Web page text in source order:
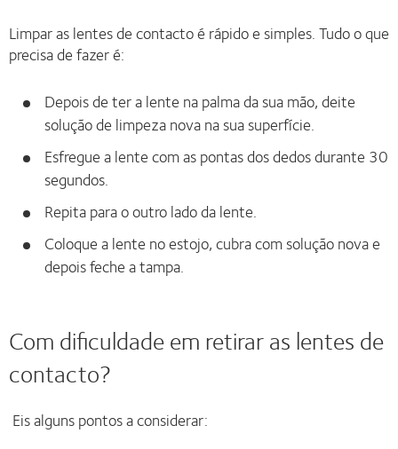
Limpar as lentes de contacto é rápido e simples. Tudo o que
precisa de fazer é:
Depois de ter a lente na palma da sua mão, deite
solução de limpeza nova na sua superfície.
Esfregue a lente com as pontas dos dedos durante 30
segundos.
Repita para o outro lado da lente.
Coloque a lente no estojo, cubra com solução nova e
depois feche a tampa.
Com dificuldade em retirar as lentes de
contacto?
Eis alguns pontos a considerar: